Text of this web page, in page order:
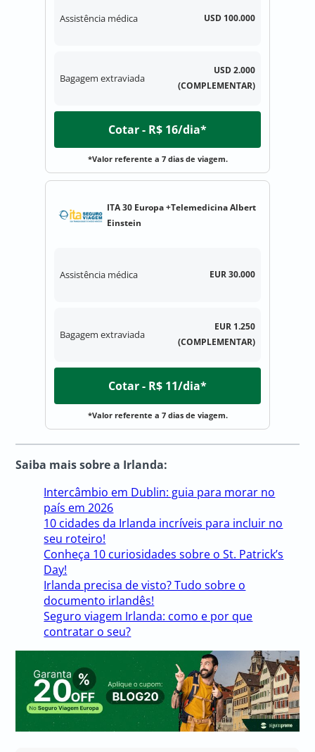
Assistência médica USD 100.000
Bagagem extraviada
USD 2.000
(COMPLEMENTAR)
Cotar - R$ 16/dia*
*Valor referente a 7 dias de viagem.
ITA 30 Europa +Telemedicina Albert
Einstein
Assistência médica EUR 30.000
Bagagem extraviada
EUR 1.250
(COMPLEMENTAR)
Cotar - R$ 11/dia*
*Valor referente a 7 dias de viagem.
Saiba mais sobre a Irlanda:
Intercâmbio em Dublin: guia para morar no
país em 2026
10 cidades da Irlanda incríveis para incluir no
seu roteiro!
Conheça 10 curiosidades sobre o St. Patrick’s
Day!
Irlanda precisa de visto? Tudo sobre o
documento irlandês!
Seguro viagem Irlanda: como e por que
contratar o seu?